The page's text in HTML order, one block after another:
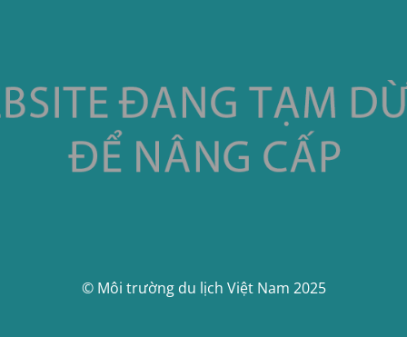
© Môi trường du lịch Việt Nam 2025